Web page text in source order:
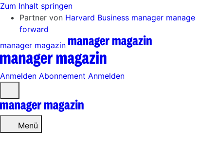
Zum Inhalt springen
Partner von Harvard Business manager manage
forward
manager magazin
Anmelden Abonnement Anmelden
öffnen
Menü